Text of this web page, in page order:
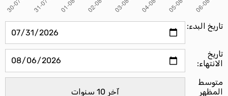
تاريخ البدء:
تاريخ
الانتهاء:
متوسط ​​
المظهر